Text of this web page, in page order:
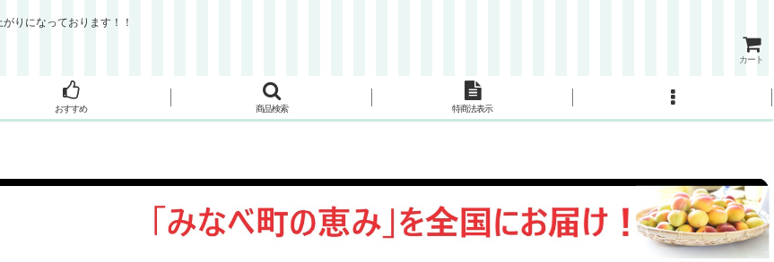
りになっております！！
カート
おすすめ 商品検索 特商法表示